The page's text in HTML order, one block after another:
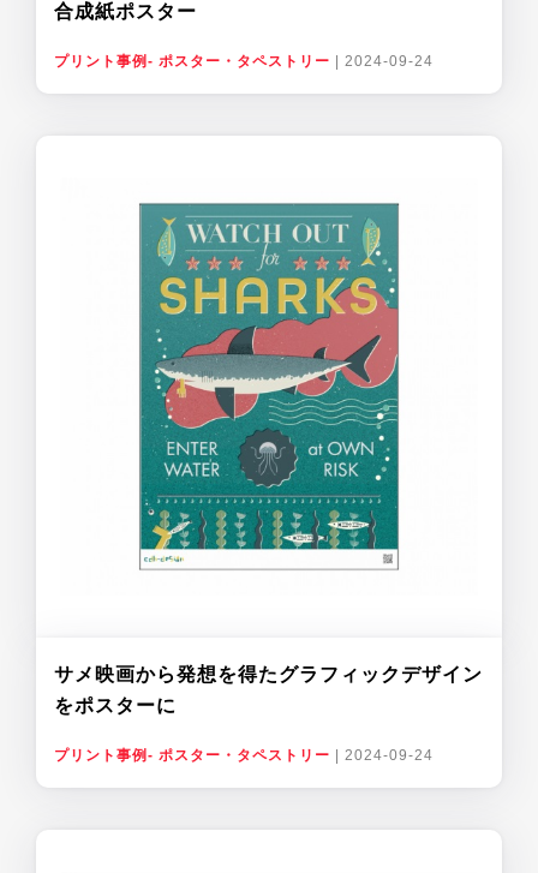
合成紙ポスター
プリント事例- ポスター・タペストリー 2024-09-24
サメ映画から発想を得たグラフィックデザイン
をポスターに
プリント事例- ポスター・タペストリー 2024-09-24